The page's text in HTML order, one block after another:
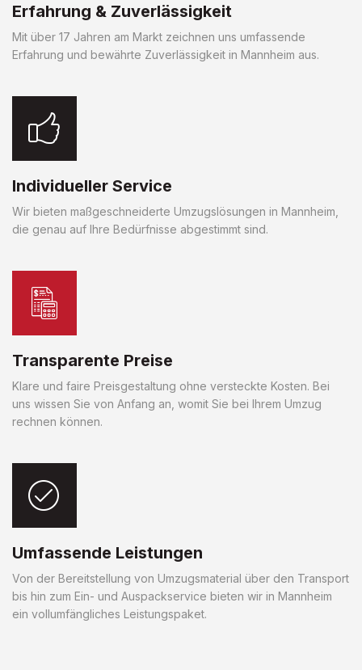
Erfahrung & Zuverlässigkeit
Mit über 17 Jahren am Markt zeichnen uns umfassende
Erfahrung und bewährte Zuverlässigkeit in Mannheim aus.
Individueller Service
Wir bieten maßgeschneiderte Umzugslösungen in Mannheim,
die genau auf Ihre Bedürfnisse abgestimmt sind.
Transparente Preise
Klare und faire Preisgestaltung ohne versteckte Kosten. Bei
uns wissen Sie von Anfang an, womit Sie bei Ihrem Umzug
rechnen können.
Umfassende Leistungen
Von der Bereitstellung von Umzugsmaterial über den Transport
bis hin zum Ein- und Auspackservice bieten wir in Mannheim
ein vollumfängliches Leistungspaket.